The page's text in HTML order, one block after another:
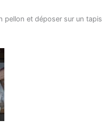
pel­lon et dépo­ser sur un tapis